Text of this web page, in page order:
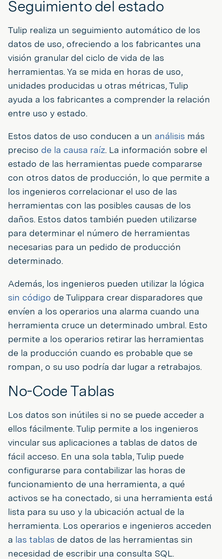
Seguimiento del estado
Tulip realiza un seguimiento automático de los
datos de uso, ofreciendo a los fabricantes una
visión granular del ciclo de vida de las
herramientas. Ya se mida en horas de uso,
unidades producidas u otras métricas, Tulip
ayuda a los fabricantes a comprender la relación
entre uso y estado.
Estos datos de uso conducen a un análisis más
preciso de la causa raíz. La información sobre el
estado de las herramientas puede compararse
con otros datos de producción, lo que permite a
los ingenieros correlacionar el uso de las
herramientas con las posibles causas de los
daños. Estos datos también pueden utilizarse
para determinar el número de herramientas
necesarias para un pedido de producción
determinado.
Además, los ingenieros pueden utilizar la lógica
sin código de Tulippara crear disparadores que
envíen a los operarios una alarma cuando una
herramienta cruce un determinado umbral. Esto
permite a los operarios retirar las herramientas
de la producción cuando es probable que se
rompan, o su uso podría dar lugar a retrabajos.
No-Code Tablas
Los datos son inútiles si no se puede acceder a
ellos fácilmente. Tulip permite a los ingenieros
vincular sus aplicaciones a tablas de datos de
fácil acceso. En una sola tabla, Tulip puede
configurarse para contabilizar las horas de
funcionamiento de una herramienta, a qué
activos se ha conectado, si una herramienta está
lista para su uso y la ubicación actual de la
herramienta. Los operarios e ingenieros acceden
a las tablas de datos de las herramientas sin
necesidad de escribir una consulta SQL.